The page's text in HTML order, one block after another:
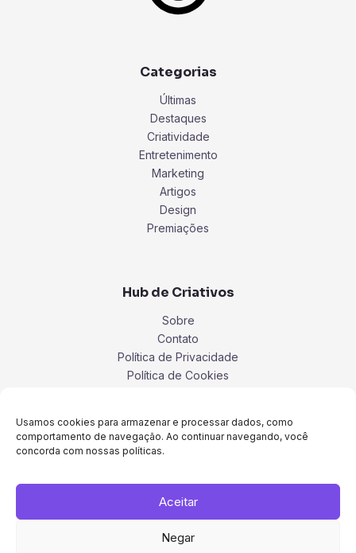
Usamos cookies para armazenar e processar dados, como
comportamento de navegação. Ao continuar navegando, você
concorda com nossas políticas.
Aceitar
Negar
Categorias
Últimas
Destaques
Criatividade
Entretenimento
Marketing
Artigos
Design
Premiações
Hub de Criativos
Sobre
Contato
Política de Privacidade
Política de Cookies